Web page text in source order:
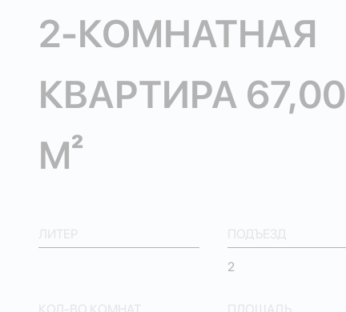
2-КОМНАТНАЯ
КВАРТИРА 67,00
М²
ЛИТЕР ПОДЪЕЗД
2